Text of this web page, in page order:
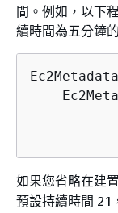
間。例如，以下
續時間為五分鐘
如果您省略在建
預設持續時間 21